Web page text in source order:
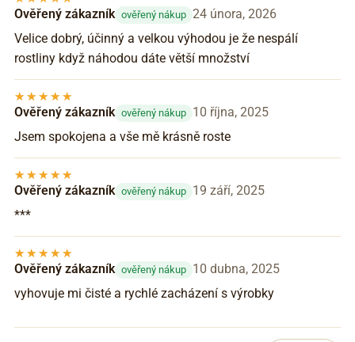
Ověřený zákazník ověřený nákup 24 února, 2026
Velice dobrý, účinný a velkou výhodou je že nespálí
rostliny když náhodou dáte větší množství
Ověřený zákazník ověřený nákup 10 října, 2025
Jsem spokojena a vše mě krásně roste
Ověřený zákazník ověřený nákup 19 září, 2025
***
Ověřený zákazník ověřený nákup 10 dubna, 2025
vyhovuje mi čisté a rychlé zacházení s výrobky